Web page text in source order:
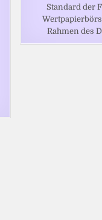
Standard der
Rahmen des